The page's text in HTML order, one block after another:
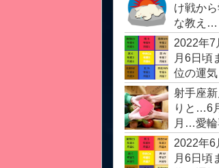
ない世
け戦か
な教え…
2022年7
月6日頃
位の運
運
射手座
りと…6
月…愛輪
2022年6
月6日頃